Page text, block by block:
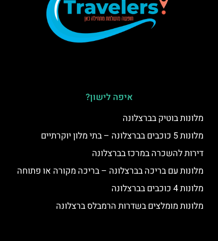
איפה לישון?
מלונות בוטיק בברצלונה
מלונות 5 כוכבים בברצלונה – בתי מלון יוקרתיים
דירות להשכרה במרכז בברצלונה
מלונות עם בריכה בברצלונה – בריכה מקורה או פתוחה
מלונות 4 כוכבים בברצלונה
מלונות מומלצים בשדרות הרמבלס ברצלונה